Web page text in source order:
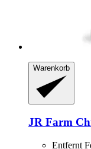
Warenkorb
JR Farm
Entfernt